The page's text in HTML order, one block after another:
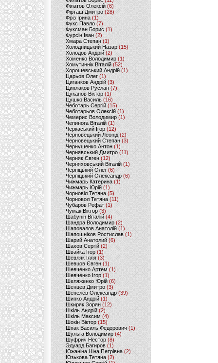
Філатов Олексій (6)
Фірташ Дмитро (28)
Фріз Ірина (1)
Фукс Павло (7)
Фуксман Борис (1)
Фурсін Іван (2)
Хмара Степан(1)
Холодницький Назар(15)
Холодов Андрій (2)
Хоменко Володимир (1)
Хомутиннік Віталій (52)
Хорошевський Андрій (1)
Царьов Олег (1)
Циганков Андрій (3)
Циплаков Руслан(7)
Цуканов Віктор (1)
Цушко Василь (16)
Чеботарь Сергій (15)
Чеботарьов Олексій (1)
Чемерис Володимир (1)
Чепинога Віталій (1)
Черкаський Ігор (12)
Черновецький Леонід(2)
Черновецький Степан (3)
Чернушенко Антон (1)
Чернявський Дмитро(11)
Черняк Євген(12)
Черняховський Віталій (1)
Черпіцький Олег (6)
Черпіцький Олександр (6)
Чижмарь Катерина (1)
Чижмарь Юрій (1)
Чорновіл Тетяна (5)
Чорновол Тетяна (11)
Чубаров Рефат (1)
Чумак Віктор(3)
Шабунін Віталій (4)
Шандра Володимир (2)
Шаповалов Анатолій(1)
Шапошніков Ростислав(1)
Шарий Анатолий(6)
Шахов Сергій(2)
Швайка Ігор (1)
Шевляк Ілля (3)
Шевцов Євген (1)
Шевченко Артем(1)
Шевченко Ігор(1)
Шеляженко Юрій (6)
Шенцев Дмитро (3)
Шепелев Олександр (39)
Шипко Андрій(1)
Шкиряк Зорян(12)
Шкіль Андрій(2)
Шкіль Максим (4)
Шокін Віктор (15)
Шпак Василь Федорович (1)
Шульга Володимир (4)
Шуфрич Нестор(8)
Эдуард Багиров (1)
Южаніна Ніна Петрівна (2)
Юзькова Тетяна(2)